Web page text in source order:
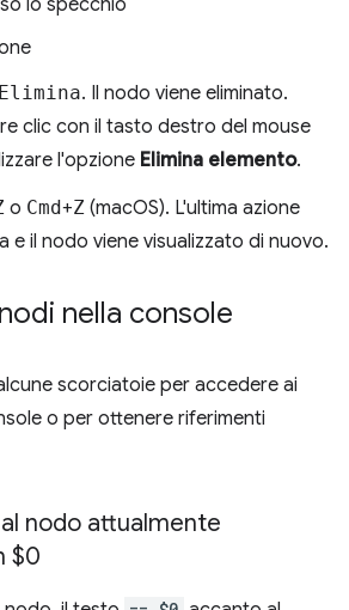
Elimina. Il nodo viene eliminato.
clic con il tasto destro del mouse
l'opzione Elimina elemento.
o Cmd+Z (macOS). L'ultima azione
e il nodo viene visualizzato di nuovo.
nella console
scorciatoie per accedere ai
o per ottenere riferimenti
nodo attualmente
$0